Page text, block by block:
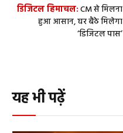
डिजिटल हिमाचल:CM से मिलना
हुआ आसान, घर बैठे मिलेगा
‘डिजिटल पास’
यह भी पढ़ें